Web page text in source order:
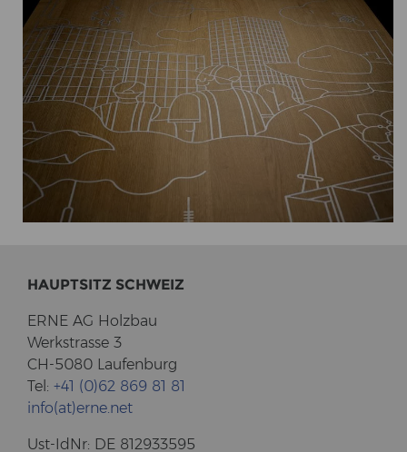
HAUPT­SITZ SCHWEIZ
ERNE AG Holz­bau
Werk­stras­se 3
CH-5080 Lau­fen­burg
Tel: +41 (0)62 869 81 81
info(at)erne.net
Ust-​IdNr: DE 812933595